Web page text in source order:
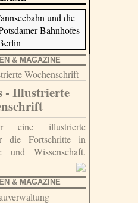
& MAGAZINE
- Illustrierte
eine illustrierte
die Fortschritte in
und Wissenschaft.
& MAGAZINE